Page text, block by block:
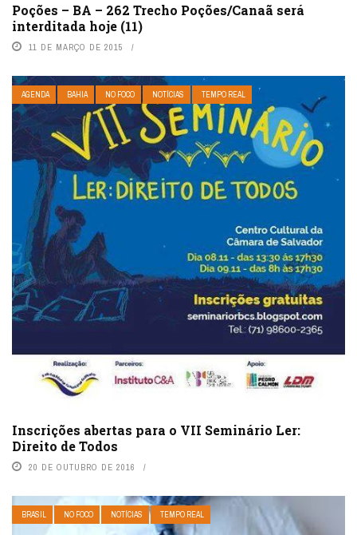
Poções – BA – 262 Trecho Poções/Canaã será
interditada hoje (11)
11 DE MARÇO DE 2015
AGENDA BAHIA NO FOCO NOTÍCIAS TEMPO REAL
Inscrições abertas para o VII Seminário Ler:
Direito de Todos
20 DE OUTUBRO DE 2016
BRASIL NO FOCO NOTÍCIAS TEMPO REAL